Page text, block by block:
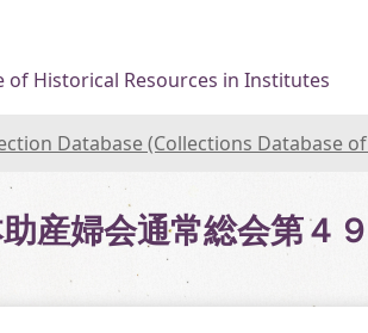
of Historical Resources in Institutes
Database (Collections Database
産婦会通常総会第４